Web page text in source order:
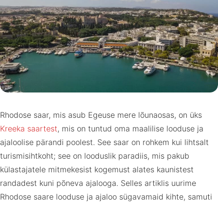
Rhodose saar, mis asub Egeuse mere lõunaosas, on üks
Kreeka saartest, mis on tuntud oma maalilise looduse ja
ajaloolise pärandi poolest. See saar on rohkem kui lihtsalt
turismisihtkoht; see on looduslik paradiis, mis pakub
külastajatele mitmekesist kogemust alates kaunistest
randadest kuni põneva ajalooga. Selles artiklis uurime
Rhodose saare looduse ja ajaloo sügavamaid kihte, samuti